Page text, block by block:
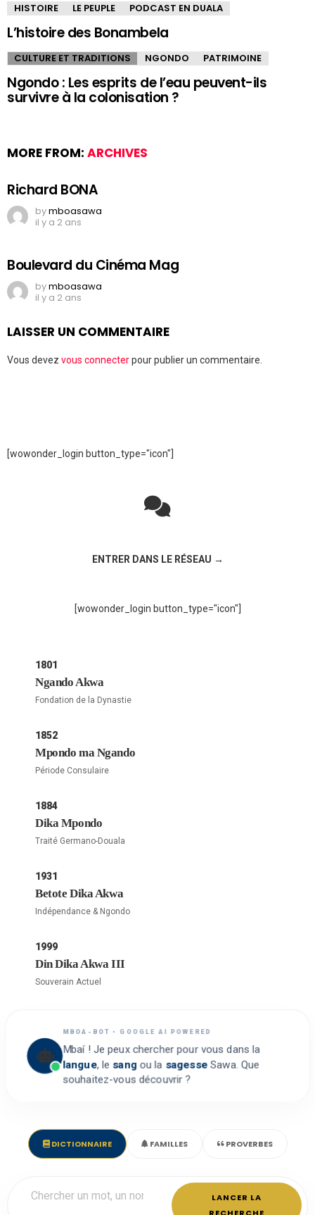
HISTOIRE LE PEUPLE PODCAST EN DUALA
L’histoire des Bonambela
CULTURE ET TRADITIONS NGONDO PATRIMOINE
Ngondo : Les esprits de l’eau peuvent-ils
survivre à la colonisation ?
MORE FROM: ARCHIVES
Richard BONA
bymboasawa
il y a 2 ans
Boulevard du Cinéma Mag
bymboasawa
il y a 2 ans
LAISSER UN COMMENTAIRE
Vous devez vous connecterpour publier un commentaire.
[wowonder_login button_type="icon"]
ENTRER DANS LE RÉSEAU →
[wowonder_login button_type="icon"]
1801
Ngando Akwa
Fondation de la Dynastie
1852
Mpondo ma Ngando
Période Consulaire
1884
Dika Mpondo
Traité Germano-Douala
1931
Betote Dika Akwa
Indépendance & Ngondo
1999
Din Dika Akwa III
Souverain Actuel
MBOA-BOT • GOOGLE AI POWERED
Mbaí ! Je peux chercher pour vous dans la
langue, le sangou la sagesse Sawa. Que
souhaitez-vous découvrir ?
DICTIONNAIRE FAMILLES PROVERBES
LANCER LA